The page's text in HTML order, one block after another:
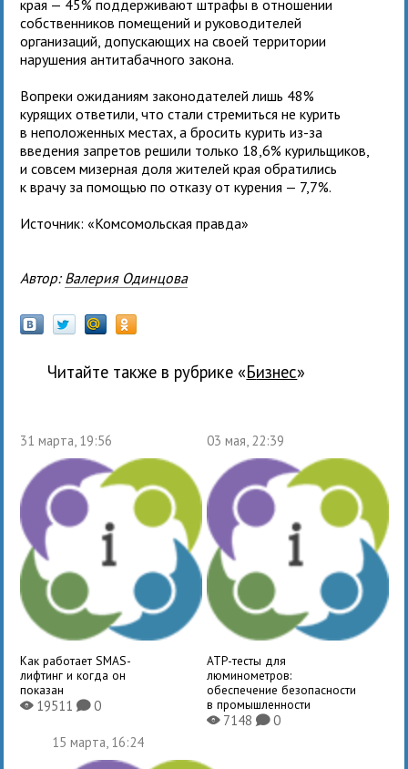
края — 45% поддерживают штрафы в отношении
собственников помещений и руководителей
организаций, допускающих на своей территории
нарушения антитабачного закона.
Вопреки ожиданиям законодателей лишь 48%
курящих ответили, что стали стремиться не курить
в неположенных местах, а бросить курить из-за
введения запретов решили только 18,6% курильщиков,
и совсем мизерная доля жителей края обратились
к врачу за помощью по отказу от курения — 7,7%.
Источник: «Комсомольская правда»
Автор: Валерия Одинцова
Читайте также в рубрике « бизнес»
31 марта, 19:56
Как работает SMAS-
лифтинг и когда он
показан
X19511K0
03 мая, 22:39
ATP-тесты для
люминометров:
обеспечение безопасности
в промышленности
X7148 K0
15 марта, 16:24